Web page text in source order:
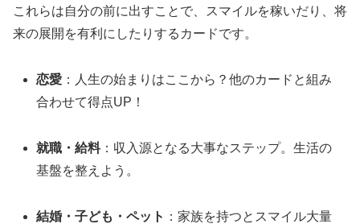
これらは自分の前に出すことで、スマイルを稼いだり、将
来の展開を有利にしたりするカードです。
恋愛 ：人生の始まりはここから？他のカードと組み
合わせて得点UP！
就職・給料：収入源となる大事なステップ。生活の
基盤を整えよう。
結婚・子ども・ペット ：家族を持つとスマイル大量